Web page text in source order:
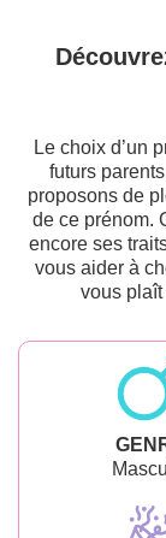
Le choix d’un
futurs
proposons de
de ce prénom.
encore ses
vous aider à
vous plaît